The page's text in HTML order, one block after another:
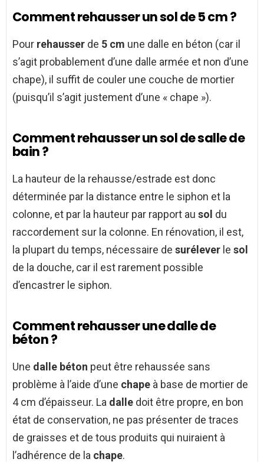
Comment rehausser un sol de 5 cm ?
Pour rehausser de 5 cm une dalle en béton (car il
s’agit probablement d’une dalle armée et non d’une
chape), il suffit de couler une couche de mortier
(puisqu’il s’agit justement d’une « chape »).
Comment rehausser un sol de salle de
bain ?
La hauteur de la rehausse/estrade est donc
déterminée par la distance entre le siphon et la
colonne, et par la hauteur par rapport au sol du
raccordement sur la colonne. En rénovation, il est,
la plupart du temps, nécessaire de surélever le sol
de la douche, car il est rarement possible
d’encastrer le siphon.
Comment rehausser une dalle de
béton ?
Une dalle béton peut être rehaussée sans
problème à l’aide d’une chape à base de mortier de
4 cm d’épaisseur. La dalle doit être propre, en bon
état de conservation, ne pas présenter de traces
de graisses et de tous produits qui nuiraient à
l’adhérence de la chape.